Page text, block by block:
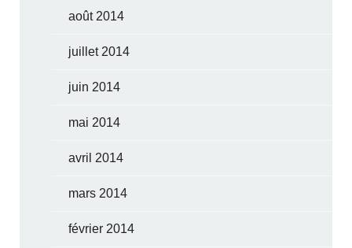
août 2014
juillet 2014
juin 2014
mai 2014
avril 2014
mars 2014
février 2014